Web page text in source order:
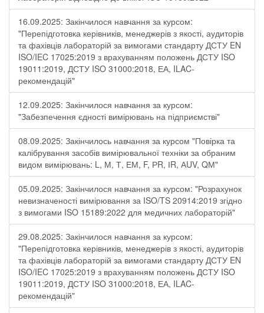
16.09.2025: Закінчилося навчання за курсом:
"Перепідготовка керівників, менеджерів з якості, аудиторів
та фахівців лабораторій за вимогами стандарту ДСТУ EN
ISO/IEC 17025:2019 з врахуванням положень ДСТУ ISO
19011:2019, ДСТУ ISO 31000:2018, ЕА, ILAC-
рекомендацій"
12.09.2025: Закінчилося навчання за курсом:
"Забезпечення єдності вимірювань на підприємстві"
08.09.2025: Закінчилось навчання за курсом "Повірка та
калібрування засобів вимірювальної техніки за обраним
видом вимірювань: L, М, Т, ЕМ, F, РR, ІR, АUV, QМ"
05.09.2025: Закінчилося навчання за курсом: "Розрахунок
невизначеності вимірювання за ISO/TS 20914:2019 згідно
з вимогами ISO 15189:2022 для медичних лабораторій"
29.08.2025: Закінчилося навчання за курсом:
"Перепідготовка керівників, менеджерів з якості, аудиторів
та фахівців лабораторій за вимогами стандарту ДСТУ EN
ISO/IEC 17025:2019 з врахуванням положень ДСТУ ISO
19011:2019, ДСТУ ISO 31000:2018, ЕА, ILAC-
рекомендацій"